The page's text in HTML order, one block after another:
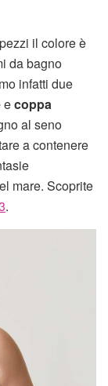
il colore è
da bagno
infatti due
ecoppa
al seno
a contenere
mare. Scoprite
.